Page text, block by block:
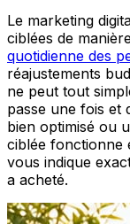
Le marketing
ciblées de
quotidienne des
réajustements
ne peut tout
passe une fois et
bien optimisé ou
ciblée fonctionne
vous indique
a acheté.